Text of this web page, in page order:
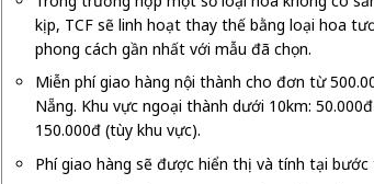
kịp, TCF sẽ linh hoạt thay thế bằng loại hoa
phong cách gần nhất với mẫu đã chọn.
Miễn phí giao hàng nội thành cho đơn từ
Nẵng. Khu vực ngoại thành dưới 10km:
150.000đ (tùy khu vực).
Phí giao hàng sẽ được hiển thị và tính tại